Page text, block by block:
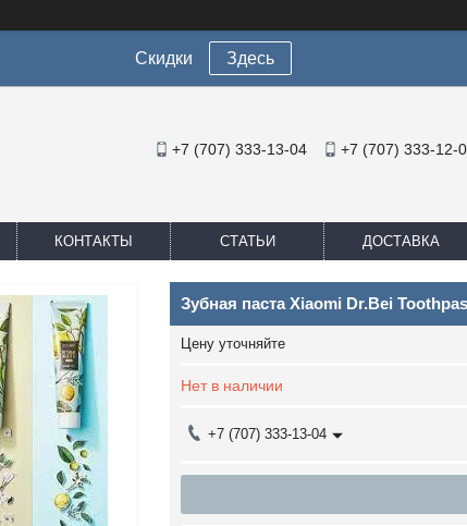
Скидки Здесь
+7 (707) 333-13-04 +7 (707) 333-12-
КОНТАКТЫ СТАТЬИ ДОСТАВКА
Зубная паста Xiaomi Dr.Bei
Цену уточняйте
Нет в наличии
+7 (707) 333-13-04